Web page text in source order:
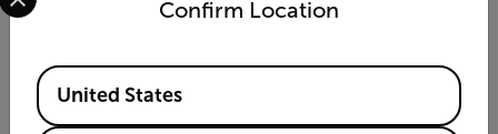
Motorizado com foco automático e atermalização
ativa
Confirm Location
Available Locations
United States